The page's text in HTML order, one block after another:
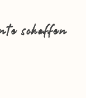
schaffen